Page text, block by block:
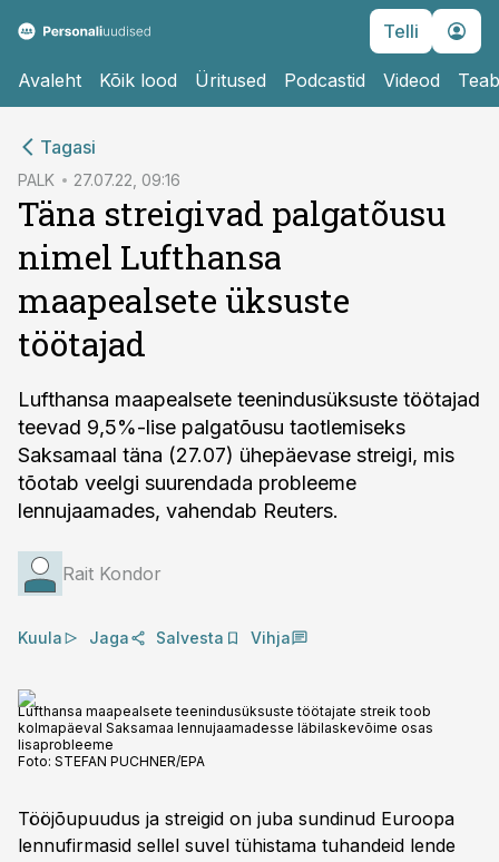
Telli
Avaleht Kõik lood Üritused Podcastid Videod
Tagasi
PALK 27.07.22, 09:16
Täna streigivad palgatõusu
nimel Lufthansa
maapealsete üksuste
töötajad
Lufthansa maapealsete teenindusüksuste töötajad
teevad 9,5%-lise palgatõusu taotlemiseks
Saksamaal täna (27.07) ühepäevase streigi, mis
tõotab veelgi suurendada probleeme
lennujaamades, vahendab Reuters.
Rait Kondor
Kuula Jaga Salvesta Vihja
Lufthansa maapealsete teenindusüksuste töötajate streik toob
kolmapäeval Saksamaa lennujaamadesse läbilaskevõime osas
lisaprobleeme
Foto: STEFAN PUCHNER/EPA
Tööjõupuudus ja streigid on juba sundinud Euroopa
lennufirmasid sellel suvel tühistama tuhandeid lende